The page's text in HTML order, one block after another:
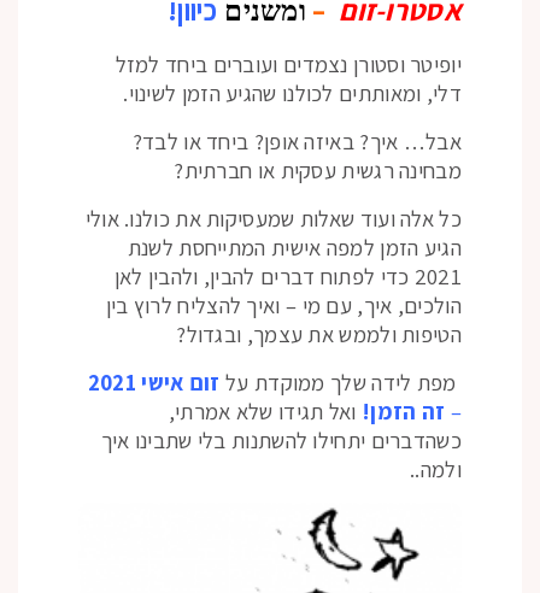
אסטרו-זום – ומשנים כיוון!
יופיטר וסטורן נצמדים ועוברים ביחד למזל
דלי, ומאותתים לכולנו שהגיע הזמן לשינוי.
אבל… איך? באיזה אופן? ביחד או לבד?
מבחינה רגשית עסקית או חברתית?
כל אלה ועוד שאלות שמעסיקות את כולנו. אולי
הגיע הזמן למפה אישית המתייחסת לשנת
2021 כדי לפתוח דברים להבין, ולהבין לאן
הולכים, איך, עם מי – ואיך להצליח לרוץ בין
הטיפות ולממש את עצמך, ובגדול?
מפת לידה שלך ממוקדת על זום אישי 2021
– זה הזמן! ואל תגידו שלא אמרתי,
כשהדברים יתחילו להשתנות בלי שתבינו איך
ולמה..